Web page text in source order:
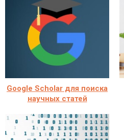
Google Scholar для поиска
научных статей